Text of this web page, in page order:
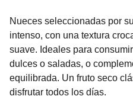
Nueces seleccionadas por
intenso, con una textura
suave. Ideales para
dulces o saladas, o
equilibrada. Un fruto seco
disfrutar todos los días.